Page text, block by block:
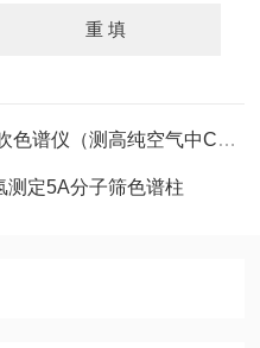
（测高纯空气中CO，CO2）
测定5A分子筛色谱柱